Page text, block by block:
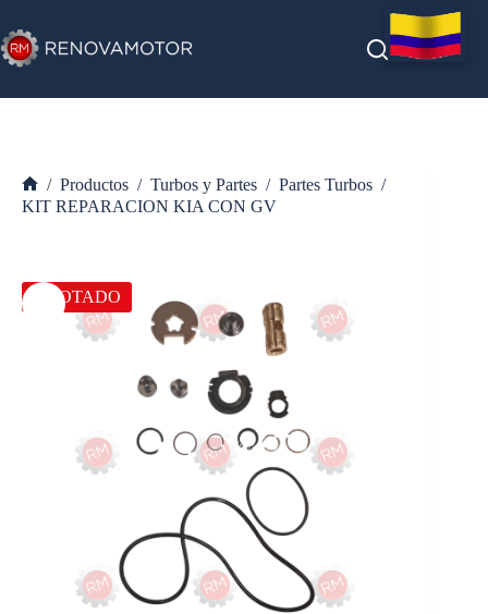
al
contenido
Inicio
/ Productos / Turbos y Partes / Partes Turbos /
KIT REPARACION KIA CON GV
AGOTADO